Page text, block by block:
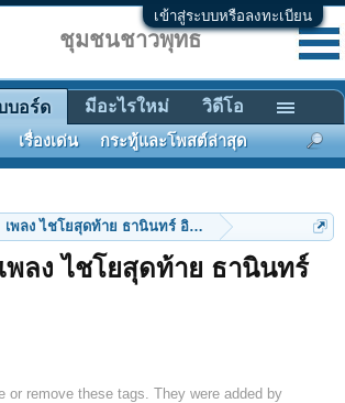
เข้าสู่ระบบหรือลงทะเบียน
เพลง ไชโยสุดท้าย ธานินทร์ อินทรเทพ
พลง ไชโยสุดท้าย ธานินทร์
or remove these tags. They were added by
ชุมชนชาวพุทธ
บอร์ด
เรื่องเด่น กระทู้และโพสต์ล่าสุด
มีอะไรใหม่ วิดีโอ